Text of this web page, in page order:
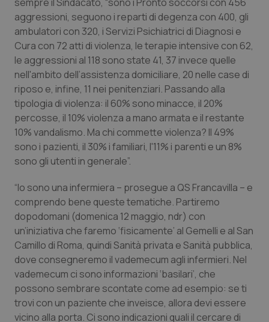
Sardegna
Sicilia
Toscana
Umbria
Valle D’Aosta
Veneto
Malattia di Crohn & Rettocolite Ulcerosa
Neuroscienze & patologie neurodegenerative
Obesità
Oftalmologia
Oncodermatologia
Oncoematologia
Oncologia & Nutrizione
Psoriasi & pelle
Quotidiano Cardiologia
Quotidiano Chirurgia
aggressioni, seguono i reparti di degenza con 400, gli
ambulatori con 320, i Servizi Psichiatrici di Diagnosi e
Cura con 72 atti di violenza, le terapie intensive con 62,
le aggressioni al 118 sono state 41, 37 invece quelle
nell'ambito dell’assistenza domiciliare, 20 nelle case di
riposo e, infine, 11 nei penitenziari. Passando alla
tipologia di violenza: il 60% sono minacce, il 20%
percosse, il 10% violenza a mano armata e il restante
10% vandalismo. Ma chi commette violenza? Il 49%
sono i pazienti, il 30% i familiari, l'11% i parenti e un 8%
sono gli utenti in generale”.
“Io sono una infermiera – prosegue a QS Francavilla – e
comprendo bene queste tematiche. Partiremo
dopodomani (domenica 12 maggio, ndr) con
un’iniziativa che faremo ‘fisicamente’ al Gemelli e al San
Camillo di Roma, quindi Sanità privata e Sanità pubblica,
dove consegneremo il vademecum agli infermieri. Nel
vademecum ci sono informazioni ‘basilari’, che
possono sembrare scontate come ad esempio: se ti
trovi con un paziente che inveisce, allora devi essere
vicino alla porta. Ci sono indicazioni quali il cercare di